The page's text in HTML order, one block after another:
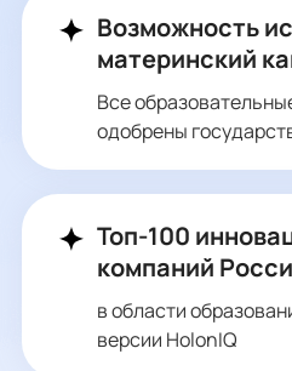
Возможность
материнский
Все
одобрены
Топ-100
компаний
в области
версии HolonIQ